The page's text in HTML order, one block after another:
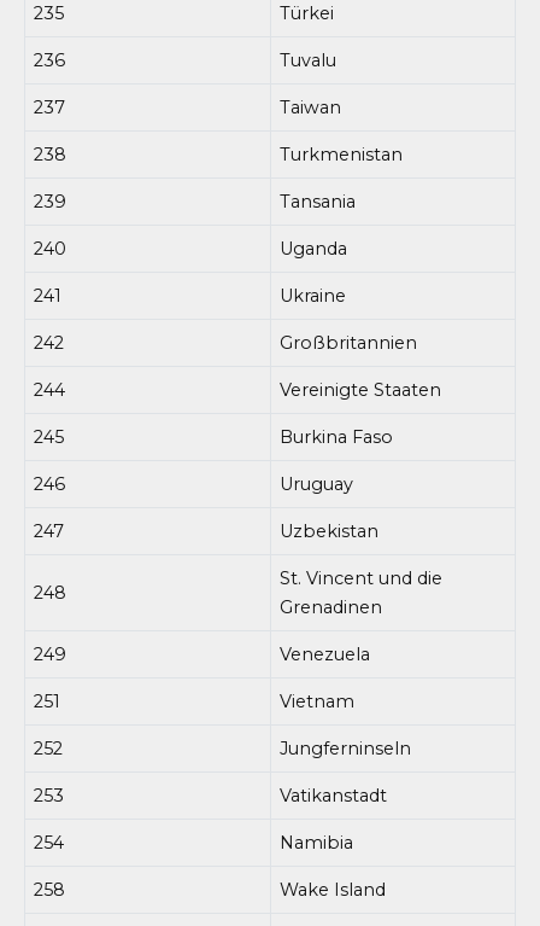
235 Türkei
236 Tuvalu
237 Taiwan
238 Turkmenistan
239 Tansania
240 Uganda
241 Ukraine
242 Großbritannien
244 Vereinigte Staaten
245 Burkina Faso
246 Uruguay
247 Uzbekistan
248
St. Vincent und die
Grenadinen
249 Venezuela
251 Vietnam
252 Jungferninseln
253 Vatikanstadt
254 Namibia
258 Wake Island